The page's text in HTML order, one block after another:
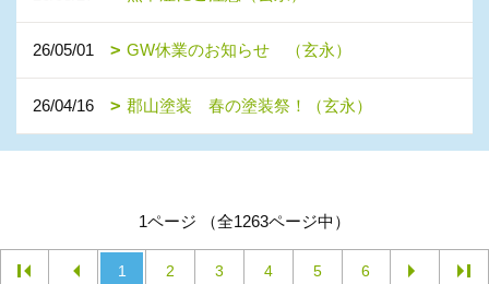
26/05/01 GW休業のお知らせ （玄永）
26/04/16 郡山塗装 春の塗装祭！（玄永）
1ページ （全1263ページ中）
1 2 3 4 5 6